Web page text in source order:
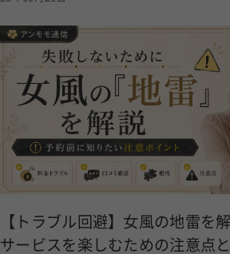
【トラブル回避】女風の地雷を
サービスを楽しむための注意点